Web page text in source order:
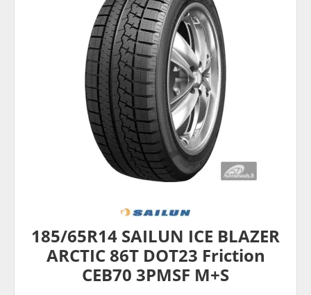
185/65R14 SAILUN ICE BLAZER
ARCTIC 86T DOT23 Friction
CEB70 3PMSF M+S